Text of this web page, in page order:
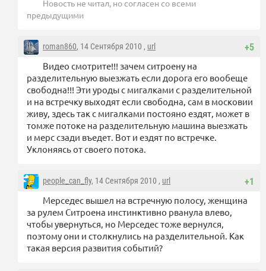
Новость не читал, но согласен со всеми
предыдущими
+5
roman860, 14 Сентября 2010 , url
Видео смотрите!!! зачем ситроену на
разделительную выезжать если дорога его вообеще
свободна!!! Эти уроды с мигалками с разделительной
и на встречку выходят если свободна, сам в московии
живу, здесь так с мигалками постояно ездят, может в
томже потоке на разделительную машина выезжать
и мерс сзади въедет. Вот и ездят по встречке.
Уклоняясь от своего потока.
+1
people_can_fly, 14 Сентября 2010 , url
Мерседес вышел на встречную полосу, женщина
за рулем Ситроена инстинктивно рванула влево,
чтобы увернуться, но Мерседес тоже вернулся,
поэтому они и столкнулись на разделительной. Как
такая версия развития событий?